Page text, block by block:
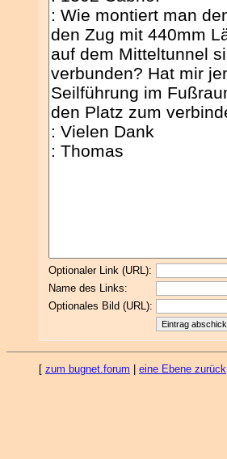
Optionaler Link (URL):
Name des Links:
Optionales Bild (URL):
[ zum bugnet.forum eine Ebene zurück